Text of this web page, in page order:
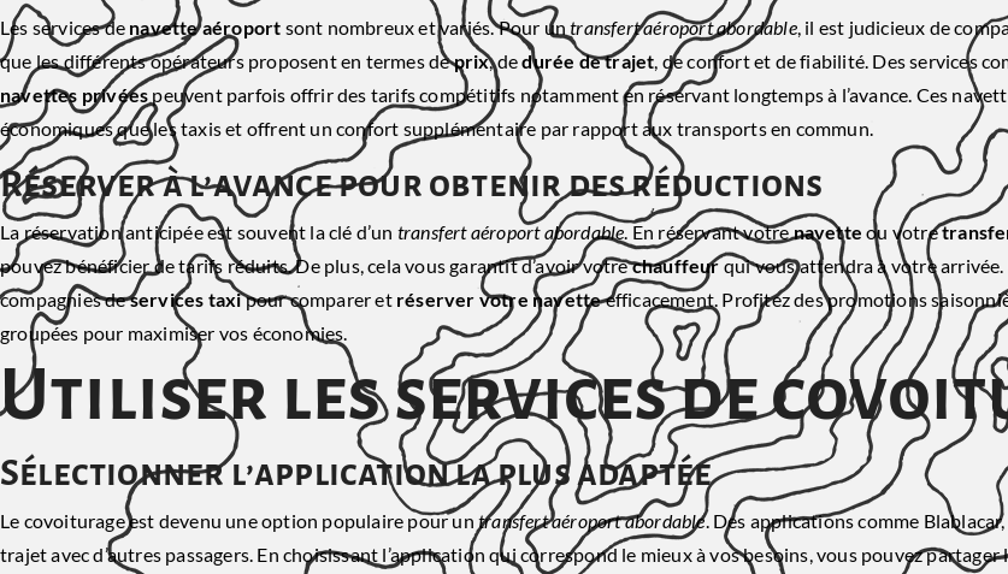
Les services de navette aéroport sont nombreux et variés. Pour untransfert aéroport abordable, il est judicieux de
que les différents opérateurs proposent en termes deprix, dedurée de trajet , de confort et de fiabilité. Des services
navettes privées peuvent parfois offrir des tarifs compétitifs notamment en réservant longtemps à l’avance. Ces
économiques que les taxis et offrent un confort supplémentaire par rapport aux transports en commun.
Réserver à l’avance pour obtenir des réductions
La réservation anticipée est souvent la clé d’un transfert aéroport abordable. En réservant votrenavette ou votre
pouvez bénéficier de tarifs réduits. De plus, cela vous garantit d’avoir votrechauffeurqui vous attendra à votre arrivée.
compagnies deservices taxipour comparer et réserver votre navetteefficacement. Profitez des promotions
groupées pour maximiser vos économies.
Utiliser les services de
Sélectionner l’application la plus adaptée
Le covoiturage est devenu une option populaire pour un transfert aéroport abordable. Des applications comme
trajet avec d’autres passagers. En choisissant l’application qui correspond le mieux à vos besoins, vous pouvez